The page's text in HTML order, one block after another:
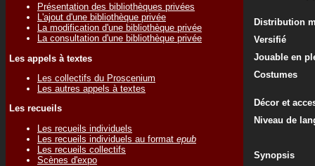
Présentation des bibliothèques privées
L'ajout d'une bibliothèque privée
La modification d'une bibliothèque privée
La consultation d'une bibliothèque privée
Les appels à textes
Les collectifs du Proscenium
Les autres appels à textes
Les recueils
Les recueils individuels
Les recueils individuels au format epub
Les recueils collectifs
Scènes d'expo
Distribution
Versifié
Jouable en
Costumes
Décor et
Niveau de
Synopsis